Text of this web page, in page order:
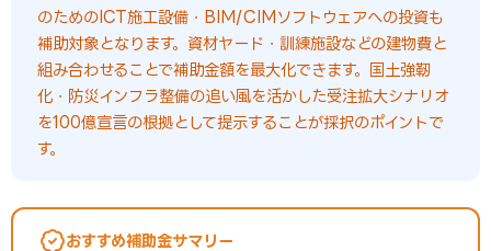
のためのICT施工設備・BIM/CIMソフトウェアへの投資も
補助対象となります。資材ヤード・訓練施設などの建物費と
組み合わせることで補助金額を最大化できます。国土強靭
化・防災インフラ整備の追い風を活かした受注拡大シナリオ
を100億宣言の根拠として提示することが採択のポイントで
す。
おすすめ補助金サマリー